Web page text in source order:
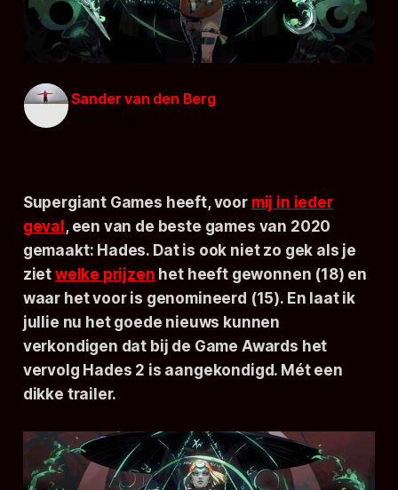
Sander van den Berg
Supergiant Games heeft, voor mij in ieder
geval , een van de beste games van 2020
gemaakt: Hades. Dat is ook niet zo gek als je
ziet welke prijzen het heeft gewonnen (18) en
waar het voor is genomineerd (15). En laat ik
jullie nu het goede nieuws kunnen
verkondigen dat bij de Game Awards het
vervolg Hades 2 is aangekondigd. Mét een
dikke trailer.